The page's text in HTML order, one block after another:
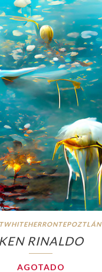
KEN RINALDO
AGOTADO